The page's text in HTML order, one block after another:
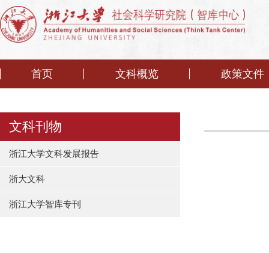
首页 文科概览 政策文件
文科刊物
浙江大学文科发展报告
浙大文科
浙江大学智库专刊